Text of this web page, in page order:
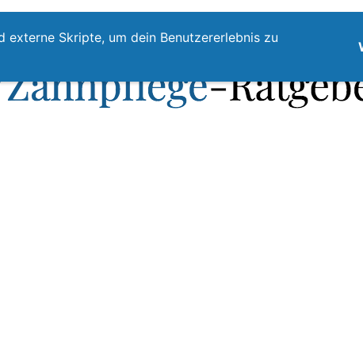
Skripte, um dein Benutzererlebnis zu